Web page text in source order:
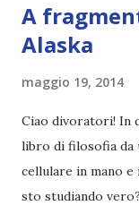
A
Alaska
maggio 19, 2014
Ciao divoratori! In
libro di filosofia da
cellulare in mano e
sto studiando